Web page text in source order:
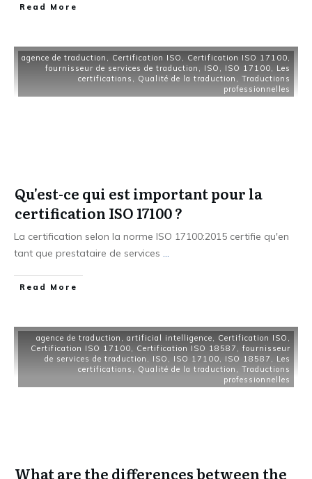
Read More
agence de traduction , Certification ISO , Certification ISO 17100,
fournisseur de services de traduction , ISO , ISO 17100, Les
certifications , Qualité de la traduction , Traductions
professionnelles
Qu'est-ce qui est important pour la
certification ISO 17100 ?
La certification selon la norme ISO 17100:2015 certifie qu'en
tant que prestataire de services ...
Read More
agence de traduction , artificial intelligence, Certification ISO ,
Certification ISO 17100, Certification ISO 18587 , fournisseur
de services de traduction , ISO , ISO 17100, ISO 18587 , Les
certifications , Qualité de la traduction , Traductions
professionnelles
What are the differences between the